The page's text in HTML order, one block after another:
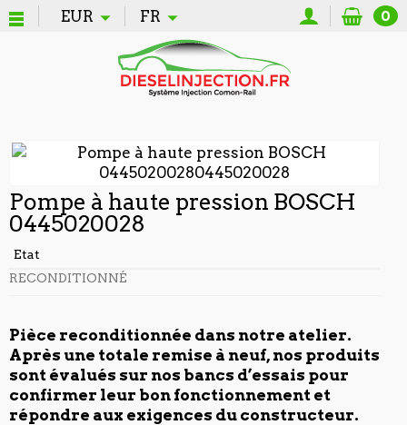
EUR FR 0
Pompe à haute pression BOSCH
0445020028
Etat
RECONDITIONNÉ
Pièce reconditionnée dans notre atelier.
Après une totale remise à neuf, nos produits
sont évalués sur nos bancs d’essais pour
confirmer leur bon fonctionnement et
répondre aux exigences du constructeur.